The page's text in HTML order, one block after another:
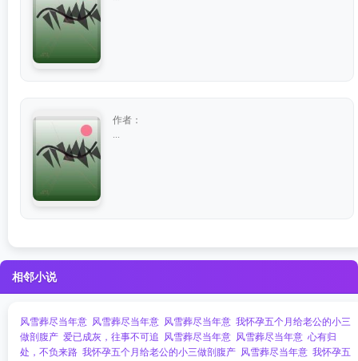
作者：
相邻小说
风雪葬尽当年意 风雪葬尽当年意 风雪葬尽当年意 我怀孕五个月给老公的小三
做剖腹产 爱已成灰，往事不可追 风雪葬尽当年意 风雪葬尽当年意 心有归
处，不负来路 我怀孕五个月给老公的小三做剖腹产 风雪葬尽当年意 我怀孕五